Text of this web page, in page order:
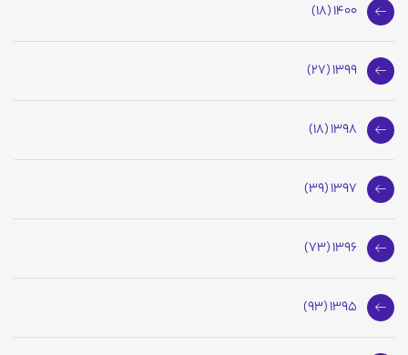
1400 (18)
1399 (27)
1398 (18)
1397 (39)
1396 (73)
1395 (93)